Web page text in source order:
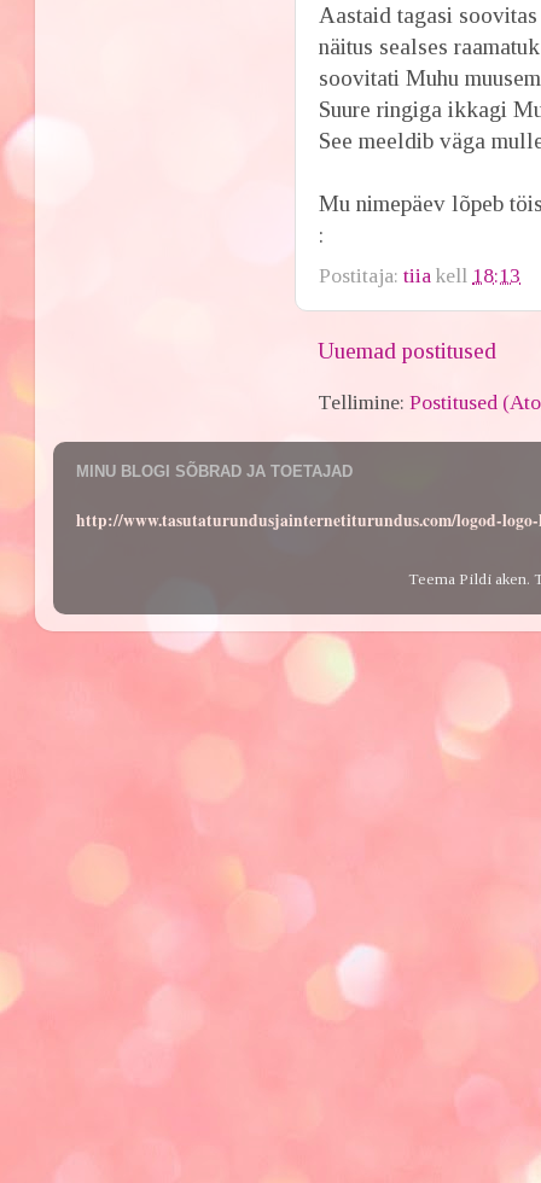
Aastaid tagasi
näitus sealses
soovitati Muhu
Suure ringiga ikkagi
See meeldib väga
Mu nimepäev lõpeb
:
Postitaja:tiia kell 18:13
Uuemad postitused
Tellimine:Postitused
MINU BLOGI SÕBRAD JA TOETAJAD
http://www.tasutaturundusjainternetiturundus.com/logod-
Teema Pildi aken.